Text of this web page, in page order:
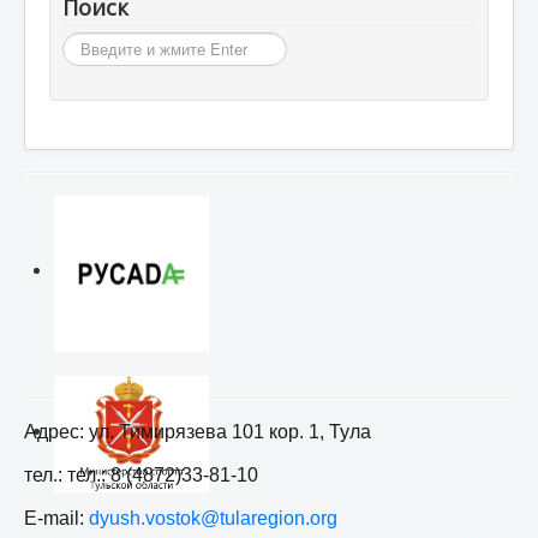
Поиск
Искать...
Адрес: ул. Тимирязева 101 кор. 1, Тула
тел.: тел.: 8 (4872)33-81-10
E-mail: dyush.vostok@tularegion.org